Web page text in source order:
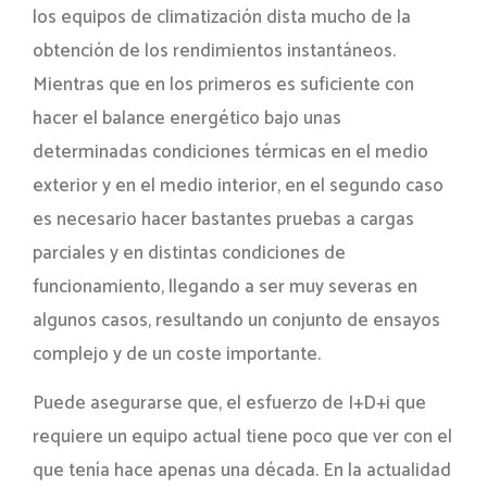
los equipos de climatización dista mucho de la
obtención de los rendimientos instantáneos.
Mientras que en los primeros es suficiente con
hacer el balance energético bajo unas
determinadas condiciones térmicas en el medio
exterior y en el medio interior, en el segundo caso
es necesario hacer bastantes pruebas a cargas
parciales y en distintas condiciones de
funcionamiento, llegando a ser muy severas en
algunos casos, resultando un conjunto de ensayos
complejo y de un coste importante.
Puede asegurarse que, el esfuerzo de I+D+i que
requiere un equipo actual tiene poco que ver con el
que tenía hace apenas una década. En la actualidad